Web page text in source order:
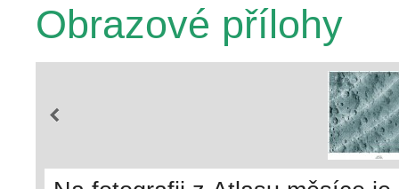
Obrazové přílohy